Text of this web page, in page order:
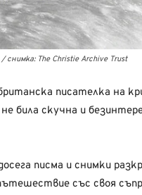
The Christie Archive Trust
писателка на
била скучна и
писма и снимки
със своя